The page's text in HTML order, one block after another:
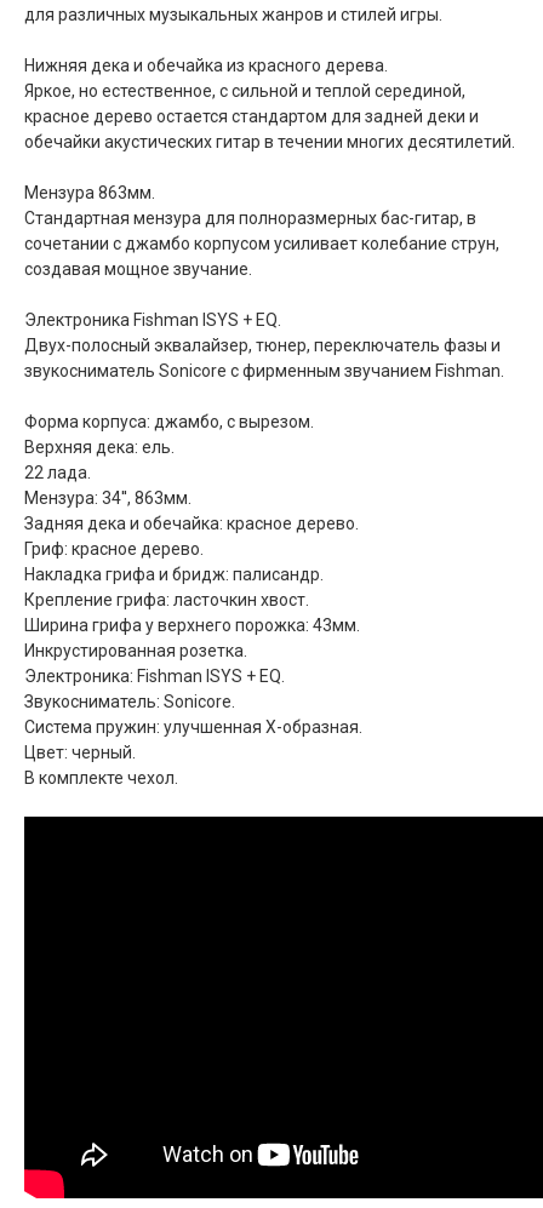
для различных музыкальных жанров и стилей игры.
Нижняя дека и обечайка из красного дерева.
Яркое, но естественное, с сильной и теплой серединой,
красное дерево остается стандартом для задней деки и
обечайки акустических гитар в течении многих десятилетий.
Мензура 863мм.
Стандартная мензура для полноразмерных бас-гитар, в
сочетании с джамбо корпусом усиливает колебание струн,
создавая мощное звучание.
Электроника Fishman ISYS + EQ.
Двух-полосный эквалайзер, тюнер, переключатель фазы и
звукосниматель Sonicore с фирменным звучанием Fishman.
Форма корпуса: джамбо, с вырезом.
Верхняя дека: ель.
22 лада.
Мензура: 34'', 863мм.
Задняя дека и обечайка: красное дерево.
Гриф: красное дерево.
Накладка грифа и бридж: палисандр.
Крепление грифа: ласточкин хвост.
Ширина грифа у верхнего порожка: 43мм.
Инкрустированная розетка.
Электроника: Fishman ISYS + EQ.
Звукосниматель: Sonicore.
Система пружин: улучшенная X-образная.
Цвет: черный.
В комплекте чехол.